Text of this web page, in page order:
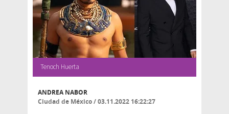
Tenoch Huerta
ANDREA NABOR
Ciudad de México/03.11.2022 16:22:27